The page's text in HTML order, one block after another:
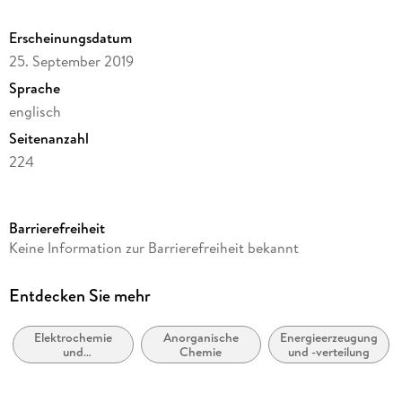
Erscheinungsdatum
25. September 2019
Sprache
englisch
Seitenanzahl
224
Herausgegeben von
Verlag/Hersteller
Abbildungen
VIII, 213 p.
Barrierefreiheit
Keine Information zur Barrierefreiheit bekannt
Entdecken Sie mehr
Elektrochemie
und
Magnetochemie
Anorganische
Chemie
Energieerzeugung
und -verteilung